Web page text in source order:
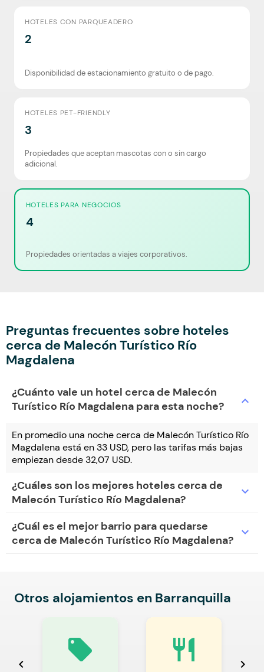
HOTELES CON PARQUEADERO
2
Disponibilidad de estacionamiento gratuito o de pago.
HOTELES PET-FRIENDLY
3
Propiedades que aceptan mascotas con o sin cargo
adicional.
HOTELES PARA NEGOCIOS
4
Propiedades orientadas a viajes corporativos.
Preguntas frecuentes sobre hoteles
cerca de Malecón Turístico Río
Magdalena
¿Cuánto vale un hotel cerca de Malecón
Turístico Río Magdalena para esta noche?
expand_more
En promedio una noche cerca de Malecón Turístico Río
Magdalena está en 33 USD, pero las tarifas más bajas
empiezan desde 32,07 USD.
¿Cuáles son los mejores hoteles cerca de
Malecón Turístico Río Magdalena?
expand_more
¿Cuál es el mejor barrio para quedarse
cerca de Malecón Turístico Río Magdalena?
expand_more
Otros alojamientos en Barranquilla
chevron_left
local_offer restaurant
chevron_right